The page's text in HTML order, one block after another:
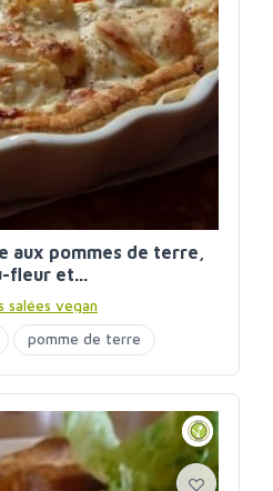
aux pommes de terre,
fleur et...
salées vegan
pomme de terre